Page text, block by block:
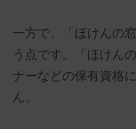
一方で、「ほけんの
う点です。「ほけん
ナーなどの保有資格
ん。